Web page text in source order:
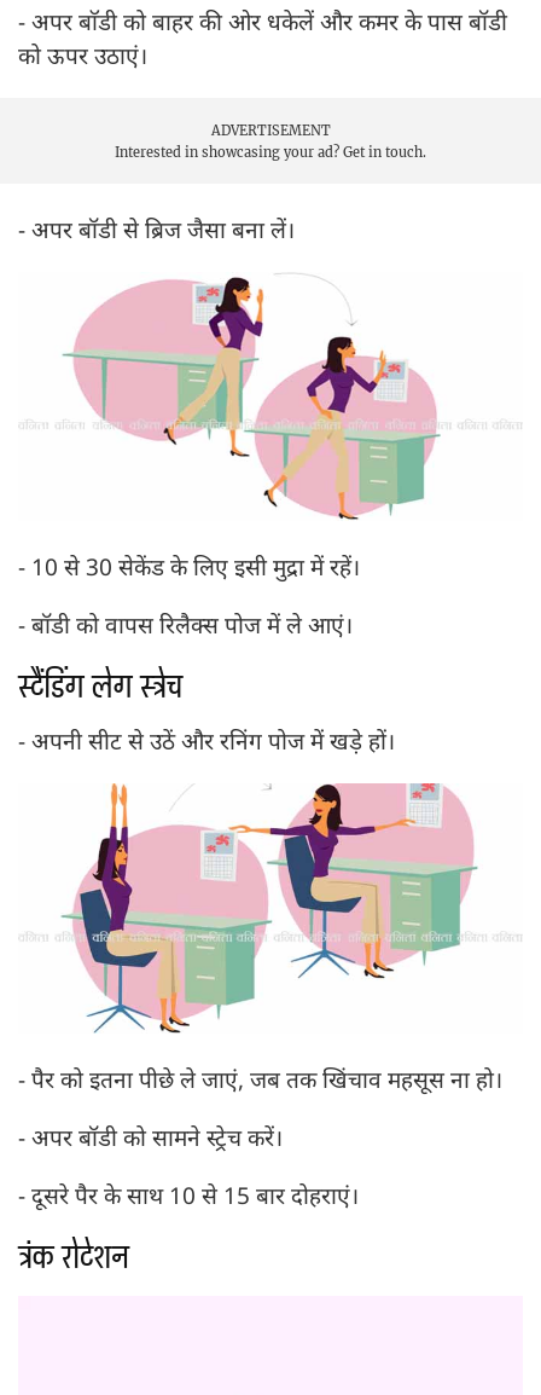
- अपर बाॅडी को बाहर की ओर धकेलें और कमर के पास बॉडी
को ऊपर उठाएं।
ADVERTISEMENT
Interested in showcasing your ad? Get in touch.
- अपर बॉडी से ब्रिज जैसा बना लें।
- 10 से 30 सेकेंड के लिए इसी मुद्रा में रहें।
- बॉडी को वापस रिलैक्स पोज में ले आएं।
स्टैंडिंग लेग स्ट्रेच
- अपनी सीट से उठें और रनिंग पोज में खड़े हों।
- पैर को इतना पीछे ले जाएं, जब तक खिंचाव महसूस ना हो।
- अपर बॉडी को सामने स्ट्रेच करें।
- दूसरे पैर के साथ 10 से 15 बार दोहराएं।
ट्रंक रोटेशन